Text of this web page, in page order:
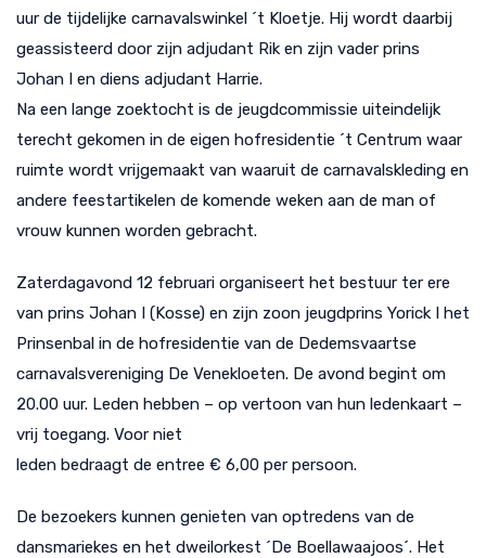
uur de tijdelijke carnavalswinkel ´t Kloetje. Hij wordt daarbij
geassisteerd door zijn adjudant Rik en zijn vader prins
Johan I en diens adjudant Harrie.
Na een lange zoektocht is de jeugdcommissie uiteindelijk
terecht gekomen in de eigen hofresidentie ´t Centrum waar
ruimte wordt vrijgemaakt van waaruit de carnavalskleding en
andere feestartikelen de komende weken aan de man of
vrouw kunnen worden gebracht.
Zaterdagavond 12 februari organiseert het bestuur ter ere
van prins Johan I (Kosse) en zijn zoon jeugdprins Yorick I het
Prinsenbal in de hofresidentie van de Dedemsvaartse
carnavalsvereniging De Venekloeten. De avond begint om
20.00 uur. Leden hebben – op vertoon van hun ledenkaart –
vrij toegang. Voor niet
leden bedraagt de entree € 6,00 per persoon.
De bezoekers kunnen genieten van optredens van de
dansmariekes en het dweilorkest ´De Boellawaajoos´. Het